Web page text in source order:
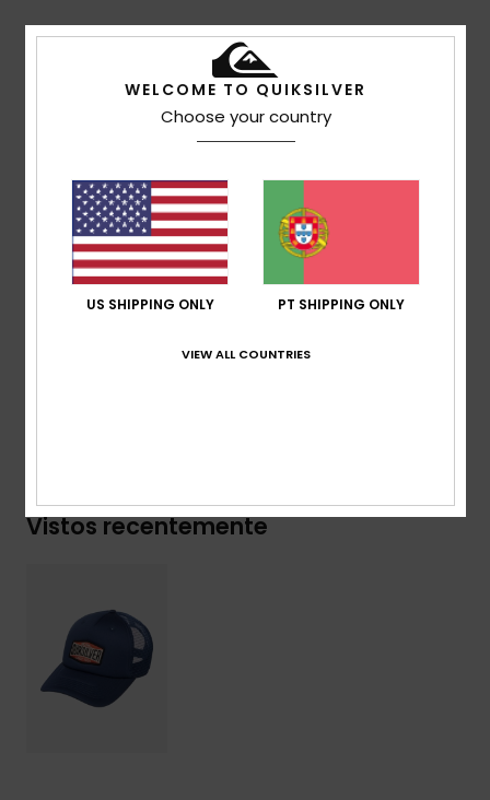
Características
Modelagem: boné trucker estruturado de 6 painéis
Painéis frontais em sarja lavada,
Outros:aplique falso em baixo-relevo na parte
central frontal.
Etiqueta de alta definição no fecho posterior
Snapback de plástico
Vistos recentemente
WELCOME TO QUIKSILVER
Choose your country
US SHIPPING ONLY PT SHIPPING ONLY
VIEW ALL COUNTRIES